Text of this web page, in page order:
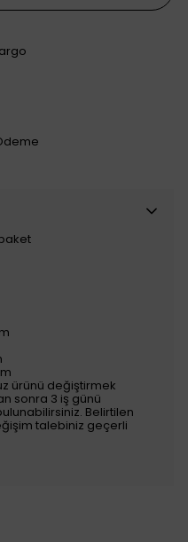
ürünü değiştirmek
sonra 3 iş günü
Belirtilen
talebiniz geçerli